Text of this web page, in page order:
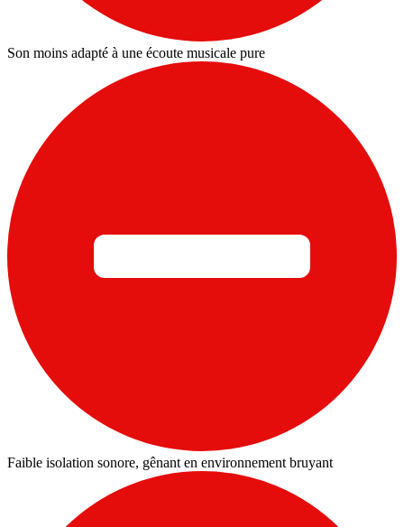
Son moins adapté à une écoute musicale pure
Faible isolation sonore, gênant en environnement bruyant